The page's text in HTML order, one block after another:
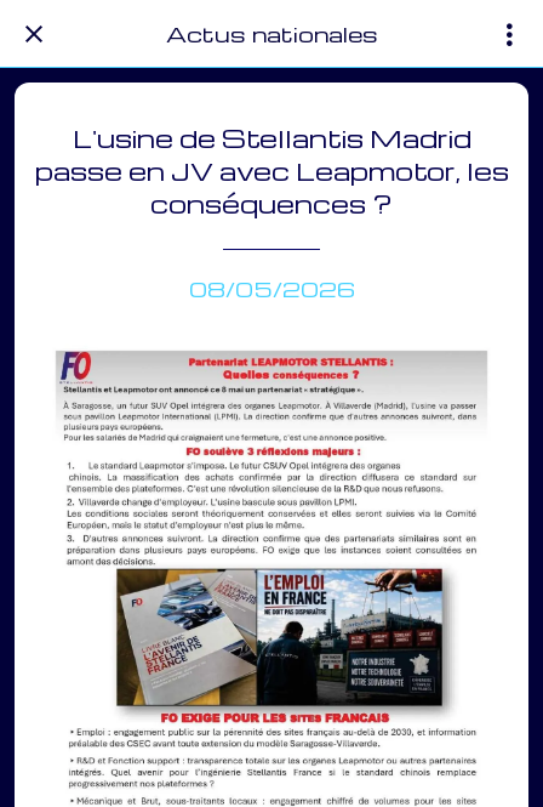
Actus nationales
L'usine de Stellantis Madrid
passe en JV avec Leapmotor, les
conséquences ?
08/05/2026